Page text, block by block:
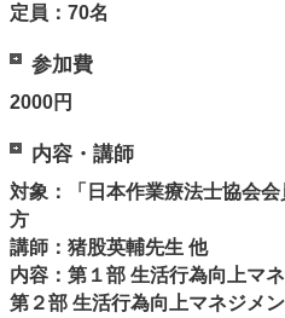
定員：70名
参加費
2000円
内容・講師
対象：「日本作業療法士協会
方
講師：猪股英輔先生 他
内容：第１部 生活行為向上マ
第２部 生活行為向上マネジメ